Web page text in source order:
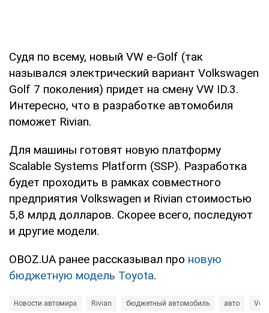
Судя по всему, новый VW e-Golf (так
назывался электрический вариант Volkswagen
Golf 7 поколения) придет на смену VW ID.3.
Интересно, что в разработке автомобиля
поможет Rivian.
Для машины готовят новую платформу
Scalable Systems Platform (SSP). Разработка
будет проходить в рамках совместного
предприятия Volkswagen и Rivian стоимостью
5,8 млрд долларов. Скорее всего, последуют
и другие модели.
OBOZ.UA ранее рассказывал про новую
бюджетную модель Toyota.
Новости автомира Rivian бюджетный автомобиль авто